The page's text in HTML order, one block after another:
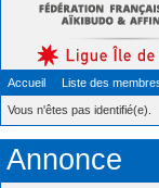
Accueil Liste des
Vous n'êtes pas identifié(e).
Annonce